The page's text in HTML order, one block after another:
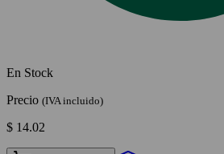
En Stock
Precio (IVA incluido)
$ 14.02